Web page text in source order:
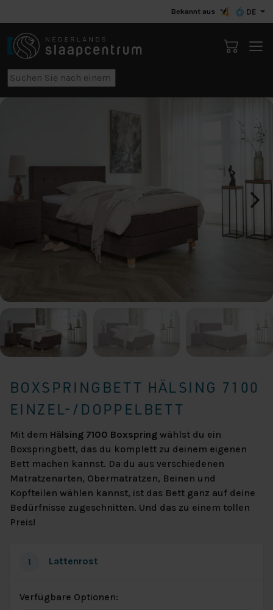
Bekannt aus DE
BOXSPRINGBETT HÄLSING 7100
EINZEL-/DOPPELBETT
Mit dem Hälsing 7100 Boxspring wählst du ein
Boxspringbett, das du komplett zu deinem eigenen
Bett machen kannst. Da du aus verschiedenen
Matratzenarten, Obermatratzen, Beinen und
Kopfteilen wählen kannst, ist das Bett ganz auf deine
Bedürfnisse zugeschnitten. Und das zu einem tollen
Preis!
1 Lattenrost
Verfügbare Optionen: